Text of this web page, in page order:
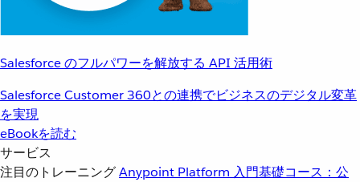
Salesforce のフルパワーを解放する API 活用術
Salesforce Customer 360との連携でビジネスのデジタル変革
を実現
eBookを読む
サービス
注目のトレーニングAnypoint Platform 入門基礎コース：公